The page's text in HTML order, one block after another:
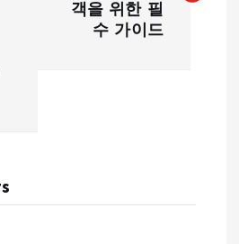
객을 위한 필
수 가이드